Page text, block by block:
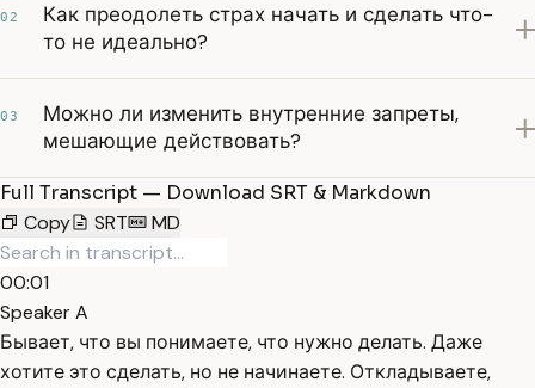
02
Как преодолеть страх начать и сделать что-
то не идеально?
03
Можно ли изменить внутренние запреты,
мешающие действовать?
Full Transcript — Download SRT & Markdown
Copy
SRT MD
00:01
Speaker A
Бывает, что вы понимаете, что нужно делать. Даже
хотите это сделать, но не начинаете. Откладываете,